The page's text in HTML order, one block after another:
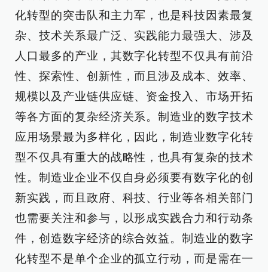
化转型的突击队和主力军，也是科技因素最复
杂、技术关系最广泛、实践能力最强大、涉及
人口最多的产业，其数字化转型不仅具有前沿
性、探索性、创新性，而且涉及成本、效率、
规模以及产业链供应链、资金投入、市场开拓
等各方面的复杂经济关系。制造业的数字技术
应用场景最为多样化，因此，制造业数字化转
型不仅具有重大的战略性，也具有复杂的技术
性。制造业企业不仅自身必须要有数字化的创
新实践，而且政府、科技、行业等各相关部门
也需要关注和参与，以形成实践合力和行动条
件，创造数字经济的综合效益。制造业的数字
化转型不是单个企业的孤立行动，而是需在一